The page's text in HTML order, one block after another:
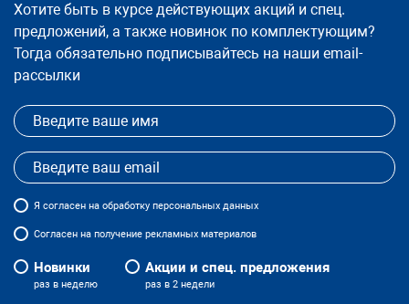
Хотите быть в курсе действующих акций и спец.
предложений, а также новинок по комплектующим?
Тогда обязательно подписывайтесь на наши email-
рассылки
Я согласен на обработку персональных данных
Согласен на получение рекламных материалов
Новинки
раз в неделю
Акции и спец. предложения
раз в 2 недели